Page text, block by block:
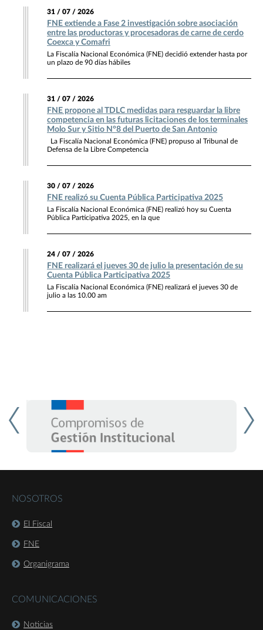
31 / 07 / 2026
FNE extiende a Fase 2 investigación sobre asociación
entre las productoras y procesadoras de carne de cerdo
Coexca y Comafri
La Fiscalía Nacional Económica (FNE) decidió extender hasta por
un plazo de 90 días hábiles
31 / 07 / 2026
FNE propone al TDLC medidas para resguardar la libre
competencia en las futuras licitaciones de los terminales
Molo Sur y Sitio N°8 del Puerto de San Antonio
La Fiscalía Nacional Económica (FNE) propuso al Tribunal de
Defensa de la Libre Competencia
30 / 07 / 2026
FNE realizó su Cuenta Pública Participativa 2025
La Fiscalía Nacional Económica (FNE) realizó hoy su Cuenta
Pública Participativa 2025, en la que
24 / 07 / 2026
FNE realizará el jueves 30 de julio la presentación de su
Cuenta Pública Participativa 2025
La Fiscalía Nacional Económica (FNE) realizará el jueves 30 de
julio a las 10.00 am
NOSOTROS
El Fiscal
FNE
Organigrama
COMUNICACIONES
Noticias